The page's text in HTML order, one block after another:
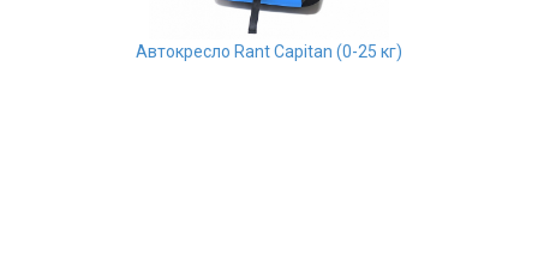
Автокресло Rant Capitan (0-25 кг)